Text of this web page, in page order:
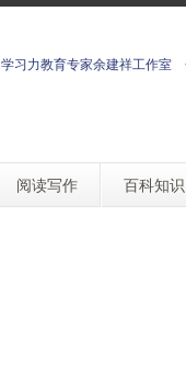
学习力教育专家余建祥工作室
阅读写作 百科知识